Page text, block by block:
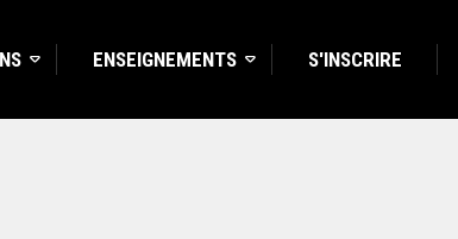
ENSEIGNEMENTS S'INSCRIRE